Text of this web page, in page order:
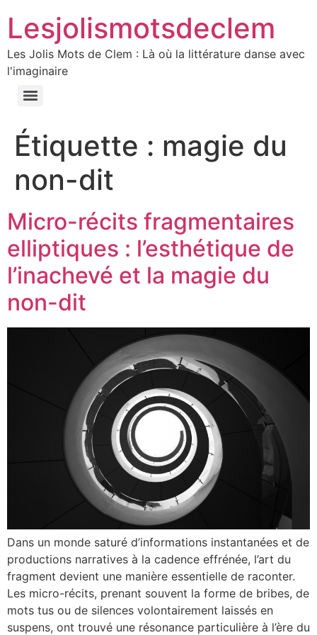
Lesjolismotsdeclem
Les Jolis Mots de Clem : Là où la littérature danse avec
l'imaginaire
Étiquette : magie du
non-dit
Micro-récits fragmentaires
elliptiques : l’esthétique de
l’inachevé et la magie du
non-dit
Dans un monde saturé d’informations instantanées et de
productions narratives à la cadence effrénée, l’art du
fragment devient une manière essentielle de raconter.
Les micro-récits, prenant souvent la forme de bribes, de
mots tus ou de silences volontairement laissés en
suspens, ont trouvé une résonance particulière à l’ère du